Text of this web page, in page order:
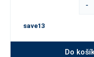
-
save13
Do